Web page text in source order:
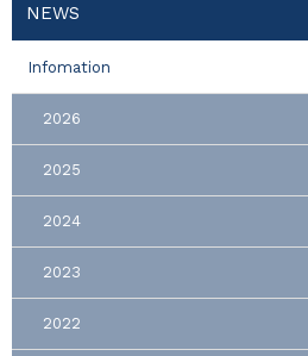
NEWS
Infomation
2026
2025
2024
2023
2022